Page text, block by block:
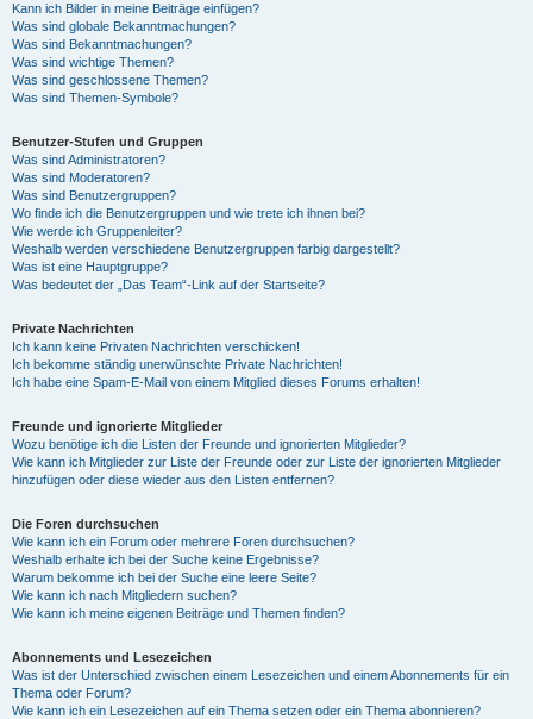
Kann ich Bilder in meine Beiträge einfügen?
Was sind globale Bekanntmachungen?
Was sind Bekanntmachungen?
Was sind wichtige Themen?
Was sind geschlossene Themen?
Was sind Themen-Symbole?
Benutzer-Stufen und Gruppen
Was sind Administratoren?
Was sind Moderatoren?
Was sind Benutzergruppen?
Wo finde ich die Benutzergruppen und wie trete ich ihnen bei?
Wie werde ich Gruppenleiter?
Weshalb werden verschiedene Benutzergruppen farbig dargestellt?
Was ist eine Hauptgruppe?
Was bedeutet der „Das Team“-Link auf der Startseite?
Private Nachrichten
Ich kann keine Privaten Nachrichten verschicken!
Ich bekomme ständig unerwünschte Private Nachrichten!
Ich habe eine Spam-E-Mail von einem Mitglied dieses Forums erhalten!
Freunde und ignorierte Mitglieder
Wozu benötige ich die Listen der Freunde und ignorierten Mitglieder?
Wie kann ich Mitglieder zur Liste der Freunde oder zur Liste der ignorierten Mitglieder
hinzufügen oder diese wieder aus den Listen entfernen?
Die Foren durchsuchen
Wie kann ich ein Forum oder mehrere Foren durchsuchen?
Weshalb erhalte ich bei der Suche keine Ergebnisse?
Warum bekomme ich bei der Suche eine leere Seite?
Wie kann ich nach Mitgliedern suchen?
Wie kann ich meine eigenen Beiträge und Themen finden?
Abonnements und Lesezeichen
Was ist der Unterschied zwischen einem Lesezeichen und einem Abonnements für ein
Thema oder Forum?
Wie kann ich ein Lesezeichen auf ein Thema setzen oder ein Thema abonnieren?